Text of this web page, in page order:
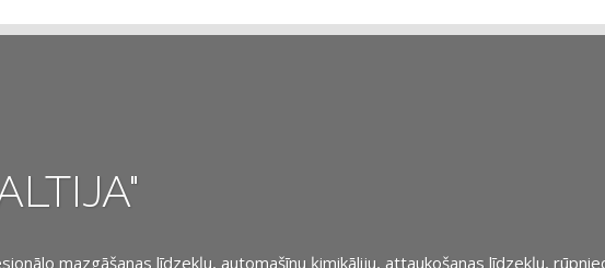
mazgāšanas līdzekļu, automašīnu ķimikāliju, attaukošanas līdzekļu,